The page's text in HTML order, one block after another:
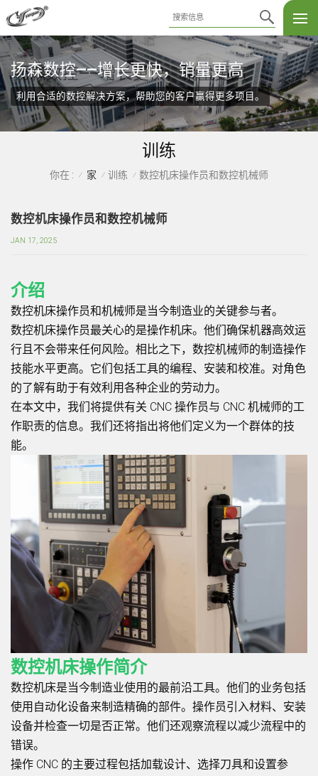
扬森数控——增长更快，销量更高
利用合适的数控解决方案，帮助您的客户赢得更多项目。
训练
你在 : / 家 / 训练 / 数控机床操作员和数控机械师
数控机床操作员和数控机械师
JAN 17, 2025
介绍
数控机床操作员和机械师是当今制造业的关键参与者。
数控机床操作员最关心的是操作机床。他们确保机器高效运
行且不会带来任何风险。相比之下，数控机械师的制造操作
技能水平更高。它们包括工具的编程、安装和校准。对角色
的了解有助于有效利用各种企业的劳动力。
在本文中，我们将提供有关 CNC 操作员与 CNC 机械师的工
作职责的信息。我们还将指出将他们定义为一个群体的技
能。
数控机床操作简介
数控机床是当今制造业使用的最前沿工具。他们的业务包括
使用自动化设备来制造精确的部件。操作员引入材料、安装
设备并检查一切是否正常。他们还观察流程以减少流程中的
错误。
操作 CNC 的主要过程包括加载设计、选择刀具和设置参